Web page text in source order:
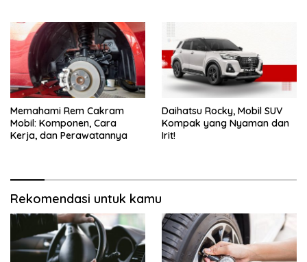
Memahami Rem Cakram
Mobil: Komponen, Cara
Kerja, dan Perawatannya
Daihatsu Rocky, Mobil SUV
Kompak yang Nyaman dan
Irit!
Rekomendasi untuk kamu